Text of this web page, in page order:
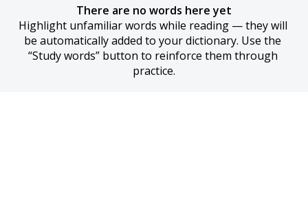
There are no words here yet
Highlight unfamiliar words while reading — they will
be automatically added to your dictionary. Use the
“Study words” button to reinforce them through
practice.